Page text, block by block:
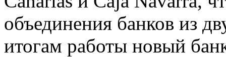
объединения банков из
итогам работы новый